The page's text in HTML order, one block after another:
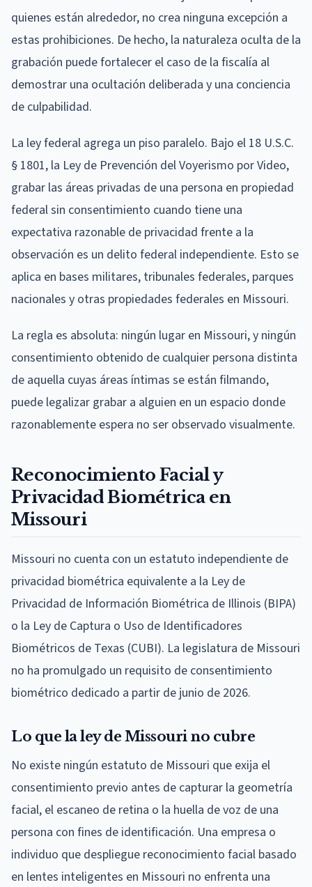
quienes están alrededor, no crea ninguna excepción a
estas prohibiciones. De hecho, la naturaleza oculta de la
grabación puede fortalecer el caso de la fiscalía al
demostrar una ocultación deliberada y una conciencia
de culpabilidad.
La ley federal agrega un piso paralelo. Bajo el 18 U.S.C.
§ 1801, la Ley de Prevención del Voyerismo por Video,
grabar las áreas privadas de una persona en propiedad
federal sin consentimiento cuando tiene una
expectativa razonable de privacidad frente a la
observación es un delito federal independiente. Esto se
aplica en bases militares, tribunales federales, parques
nacionales y otras propiedades federales en Missouri.
La regla es absoluta: ningún lugar en Missouri, y ningún
consentimiento obtenido de cualquier persona distinta
de aquella cuyas áreas íntimas se están filmando,
puede legalizar grabar a alguien en un espacio donde
razonablemente espera no ser observado visualmente.
Reconocimiento Facial y
Privacidad Biométrica en
Missouri
Missouri no cuenta con un estatuto independiente de
privacidad biométrica equivalente a la Ley de
Privacidad de Información Biométrica de Illinois (BIPA)
o la Ley de Captura o Uso de Identificadores
Biométricos de Texas (CUBI). La legislatura de Missouri
no ha promulgado un requisito de consentimiento
biométrico dedicado a partir de junio de 2026.
Lo que la ley de Missouri no cubre
No existe ningún estatuto de Missouri que exija el
consentimiento previo antes de capturar la geometría
facial, el escaneo de retina o la huella de voz de una
persona con fines de identificación. Una empresa o
individuo que despliegue reconocimiento facial basado
en lentes inteligentes en Missouri no enfrenta una